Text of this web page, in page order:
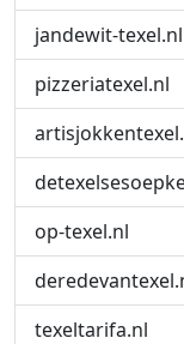
jandewit-texel.nl
pizzeriatexel.nl
op-texel.nl
texeltarifa.nl